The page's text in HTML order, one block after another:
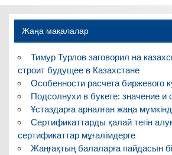
Жаңа мақалалар
Тимур Турлов заговорил на
строит будущее в Казахстане
Особенности расчета биржевого
Подсолнухи в букете: значение и
Ұстаздарға арналған жаңа
Сертификаттарды қалай тегін
сертификаттар мұғалімдерге
Жаңғақтың балаларға пайдасын